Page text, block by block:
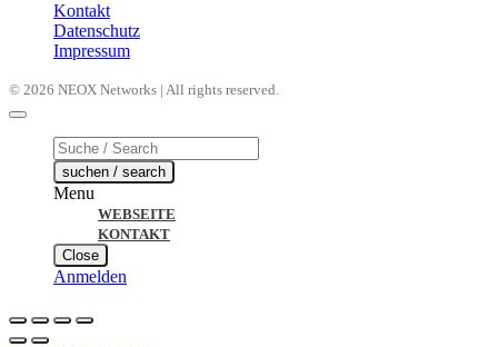
Kontakt
Datenschutz
Impressum
© 2026 NEOX Networks | All rights reserved.
Products
search
suchen / search
Menu
WEBSEITE
KONTAKT
Close
Anmelden